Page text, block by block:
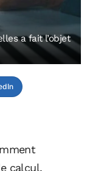
a fait l’objet
calcul,